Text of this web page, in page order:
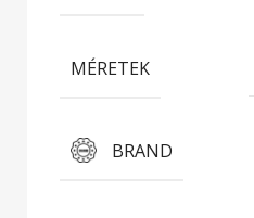
MÉRETEK
BRAND